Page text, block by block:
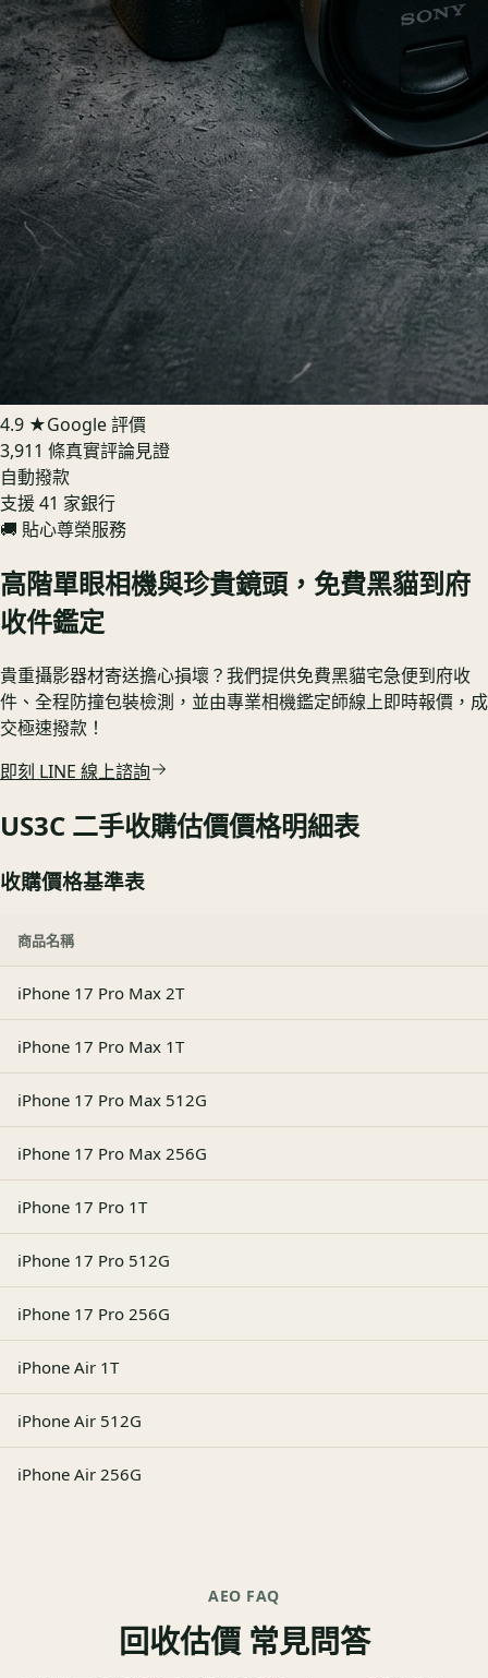
4.9 ★Google 評價
3,911 條真實評論見證
自動撥款
支援 41 家銀行
🚚 貼心尊榮服務
高階單眼相機與珍貴鏡頭，免費黑貓到府
收件鑑定
貴重攝影器材寄送擔心損壞？我們提供免費黑貓宅急便到府收
件、全程防撞包裝檢測，並由專業相機鑑定師線上即時報價，成
交極速撥款！
即刻 LINE 線上諮詢
US3C 二手收購估價價格明細表
收購價格基準表
商品名稱
iPhone 17 Pro Max 2T
iPhone 17 Pro Max 1T
iPhone 17 Pro Max 512G
iPhone 17 Pro Max 256G
iPhone 17 Pro 1T
iPhone 17 Pro 512G
iPhone 17 Pro 256G
iPhone Air 1T
iPhone Air 512G
iPhone Air 256G
AEO FAQ
回收估價 常見問答